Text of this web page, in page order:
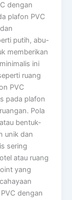
dengan
plafon PVC
putih, abu-
memberikan
ini
ruang
PVC
pada plafon
Pola
bentuk-
unik dan
sering
atau ruang
yang
dengan